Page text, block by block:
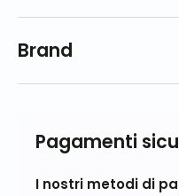
Brand
Pagamenti
I nostri metodi di